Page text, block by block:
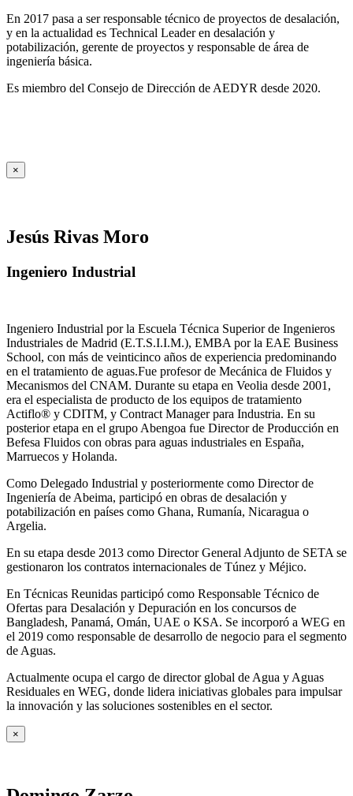
En 2017 pasa a ser responsable técnico de proyectos de desalación,
y en la actualidad es Technical Leader en desalación y
potabilización, gerente de proyectos y responsable de área de
ingeniería básica.
Es miembro del Consejo de Dirección de AEDYR desde 2020.
×
Jesús Rivas Moro
Ingeniero Industrial
Ingeniero Industrial por la Escuela Técnica Superior de Ingenieros
Industriales de Madrid (E.T.S.I.I.M.), EMBA por la EAE Business
School, con más de veinticinco años de experiencia predominando
en el tratamiento de aguas.Fue profesor de Mecánica de Fluidos y
Mecanismos del CNAM. Durante su etapa en Veolia desde 2001,
era el especialista de producto de los equipos de tratamiento
Actiflo® y CDITM, y Contract Manager para Industria. En su
posterior etapa en el grupo Abengoa fue Director de Producción en
Befesa Fluidos con obras para aguas industriales en España,
Marruecos y Holanda.
Como Delegado Industrial y posteriormente como Director de
Ingeniería de Abeima, participó en obras de desalación y
potabilización en países como Ghana, Rumanía, Nicaragua o
Argelia.
En su etapa desde 2013 como Director General Adjunto de SETA se
gestionaron los contratos internacionales de Túnez y Méjico.
En Técnicas Reunidas participó como Responsable Técnico de
Ofertas para Desalación y Depuración en los concursos de
Bangladesh, Panamá, Omán, UAE o KSA. Se incorporó a WEG en
el 2019 como responsable de desarrollo de negocio para el segmento
de Aguas.
Actualmente ocupa el cargo de director global de Agua y Aguas
Residuales en WEG, donde lidera iniciativas globales para impulsar
la innovación y las soluciones sostenibles en el sector.
×